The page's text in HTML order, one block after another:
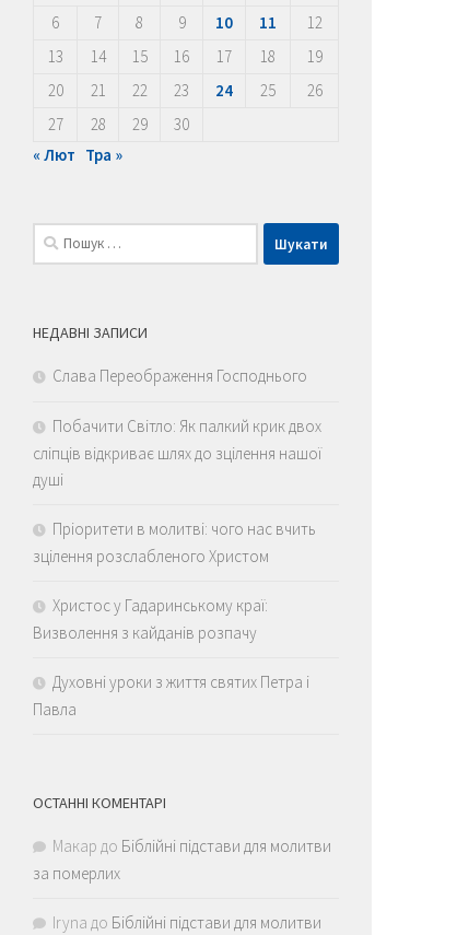
6
7 8 9 10 11
12
13
14 15 16 17 18
19
20
21 22 23 24 25
26
27
28 29
30
« Лют Тра »
Пошук:
НЕДАВНІ ЗАПИСИ
Слава Переображення Господнього
Побачити Світло: Як палкий крик двох
сліпців відкриває шлях до зцілення нашої
душі
Пріоритети в молитві: чого нас вчить
зцілення розслабленого Христом
Христос у Гадаринському краї:
Визволення з кайданів розпачу
Духовні уроки з життя святих Петра і
Павла
ОСТАННІ КОМЕНТАРІ
Макар до Біблійні підстави для молитви
за померлих
Iryna до Біблійні підстави для молитви